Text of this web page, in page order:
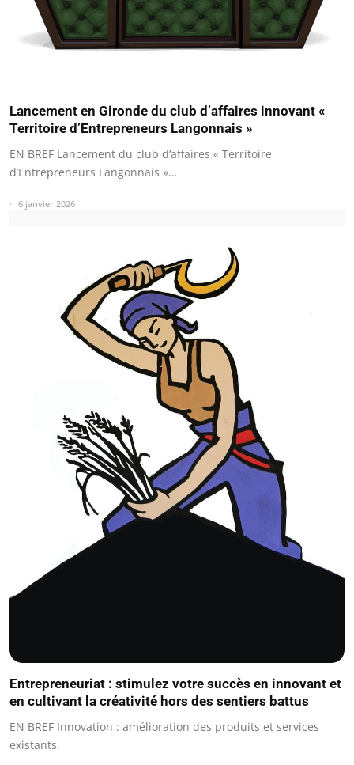
Lancement en Gironde du club d’affaires innovant «
Territoire d’Entrepreneurs Langonnais »
EN BREF Lancement du club d’affaires « Territoire
d’Entrepreneurs Langonnais »…
6 janvier 2026
Entrepreneuriat : stimulez votre succès en innovant et
en cultivant la créativité hors des sentiers battus
EN BREF Innovation : amélioration des produits et services
existants.